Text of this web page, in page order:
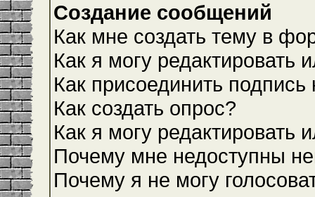
Создание сообщений
Как мне создать тему в
Как я могу редактировать
Как присоединить
Как создать опрос?
Как я могу редактировать
Почему мне недоступны
Почему я не могу